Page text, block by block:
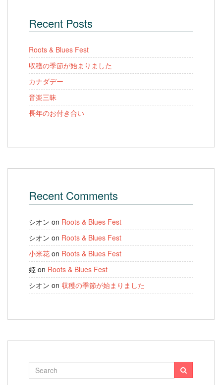
Recent Posts
Roots & Blues Fest
収穫の季節が始まりました
カナダデー
音楽三昧
長年のお付き合い
Recent Comments
シオン on Roots & Blues Fest
シオン on Roots & Blues Fest
小米花 on Roots & Blues Fest
姫 on Roots & Blues Fest
シオン on 収穫の季節が始まりました